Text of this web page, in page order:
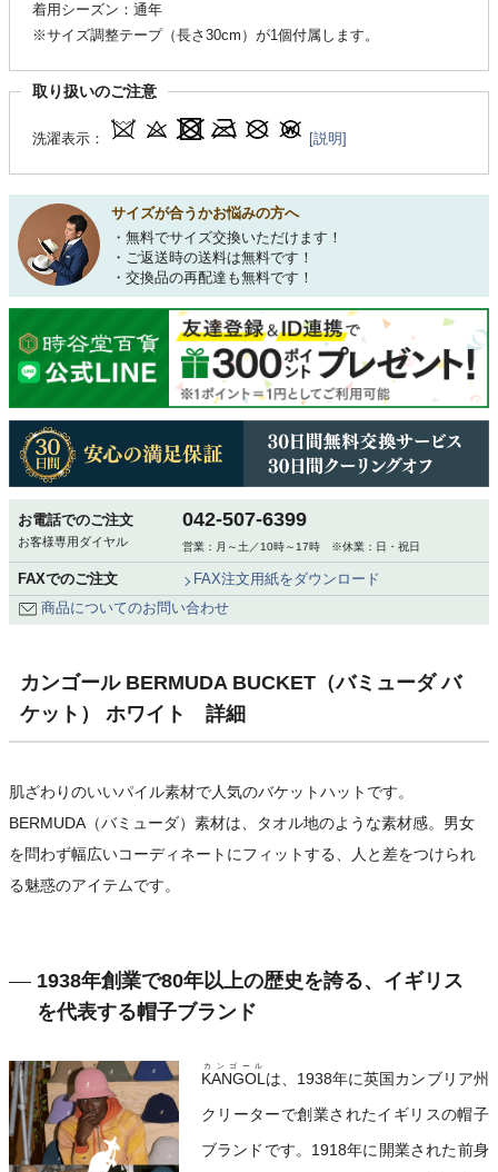
着用シーズン：通年
※サイズ調整テープ（長さ30cm）が1個付属します。
取り扱いのご注意
洗濯表示： [説明]
サイズが合うかお悩みの方へ
・無料でサイズ交換いただけます！
・ご返送時の送料は無料です！
・交換品の再配達も無料です！
お電話でのご注文
お客様専用ダイヤル
042-507-6399
営業：月～土／10時～17時 ※休業：日・祝日
FAXでのご注文
FAX注文用紙をダウンロード
商品についてのお問い合わせ
カンゴール BERMUDA BUCKET（バミューダ バ
ケット） ホワイト 詳細
肌ざわりのいいパイル素材で人気のバケットハットです。
BERMUDA（バミューダ）素材は、タオル地のような素材感。男女
を問わず幅広いコーディネートにフィットする、人と差をつけられ
る魅惑のアイテムです。
1938年創業で80年以上の歴史を誇る、イギリス
を代表する帽子ブランド
KANGOL
カンゴール
は、1938年に英国カンブリア州
クリーターで創業されたイギリスの帽子
ブランドです。1918年に開業された前身